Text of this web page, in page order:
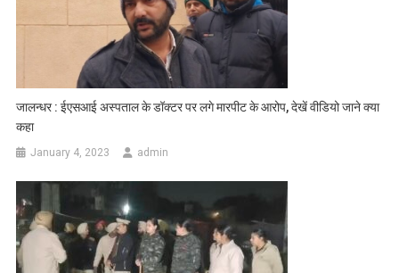
जालन्धर : ईएसआई अस्पताल के डॉक्टर पर लगे मारपीट के आरोप, देखें वीडियो जाने क्या
कहा
January 4, 2023 admin